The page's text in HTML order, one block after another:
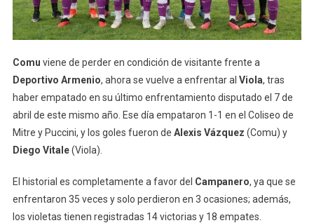
Comu viene de perder en condición de visitante frente a
Deportivo Armenio, ahora se vuelve a enfrentar al Viola, tras
haber empatado en su último enfrentamiento disputado el 7 de
abril de este mismo año. Ese día empataron 1-1 en el Coliseo de
Mitre y Puccini, y los goles fueron de Alexis Vázquez (Comu) y
Diego Vitale(Viola).
El historial es completamente a favor del Campanero, ya que se
enfrentaron 35 veces y solo perdieron en 3 ocasiones; además,
los violetas tienen registradas 14 victorias y 18 empates.